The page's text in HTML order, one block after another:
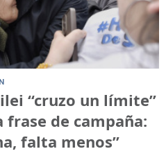
“cruzo un límite”
de campaña:
falta menos”